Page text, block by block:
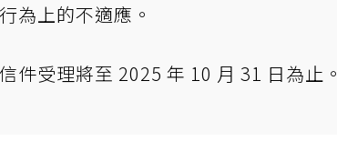
為上的不適應。
件受理將至 2025 年 10 月 31 日為止。